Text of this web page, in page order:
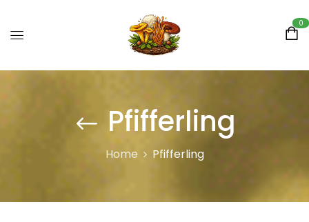
0
Pfifferling
Home Pfifferling